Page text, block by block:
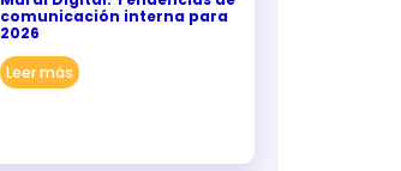
comunicación interna para
2026
Leer más